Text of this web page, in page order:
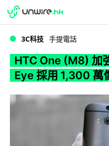
WWDC 2026
3C科技 手提電話
HTC One (M8) 加
Eye 採用 1,300 萬